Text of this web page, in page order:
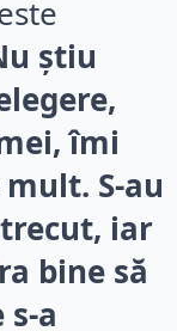
știu
îmi
S-au
iar
bine să
s-a